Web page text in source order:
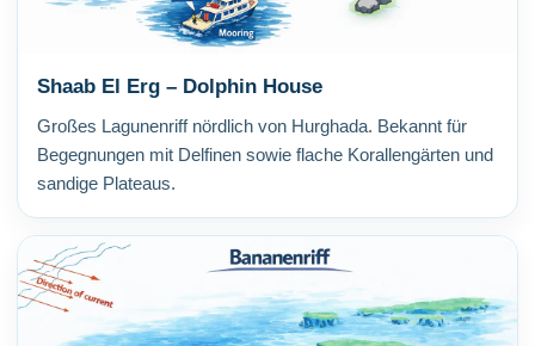
Shaab El Erg – Dolphin House
Großes Lagunenriff nördlich von Hurghada. Bekannt für
Begegnungen mit Delfinen sowie flache Korallengärten und
sandige Plateaus.